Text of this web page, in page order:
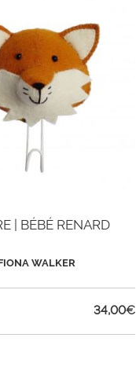
| BÉBÉ RENARD
WALKER
34,00€